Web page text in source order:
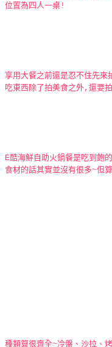
位置為四人一桌!
享用大餐之前還是忍不住先來
吃東西除了拍美食之外,還要
E酷海鮮自助火鍋餐是吃到飽
食材的話其實並沒有很多~但
種類算很齊全~冷盤、沙拉、